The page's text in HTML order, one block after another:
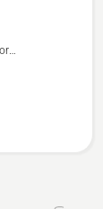
montage